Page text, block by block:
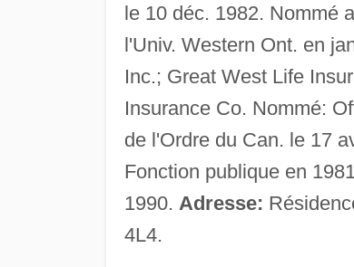
le 10 déc. 1982. Nommé
l'Univ. Western Ont. en
Inc.; Great West Life
Insurance Co. Nommé:
de l'Ordre du Can. le 17
Fonction publique en
1990. Adresse:
4L4.